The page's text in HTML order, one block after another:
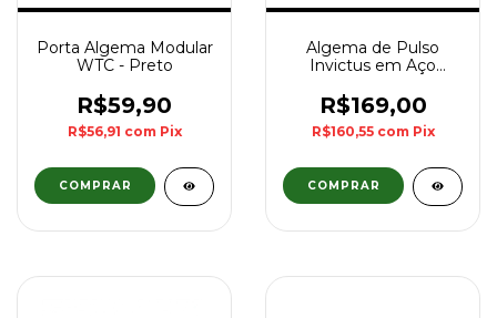
Porta Algema Modular
WTC - Preto
R$59,90
R$56,91 com Pix
Algema de Pulso
Invictus em Aço
Niquelada
R$169,00
R$160,55 com Pix